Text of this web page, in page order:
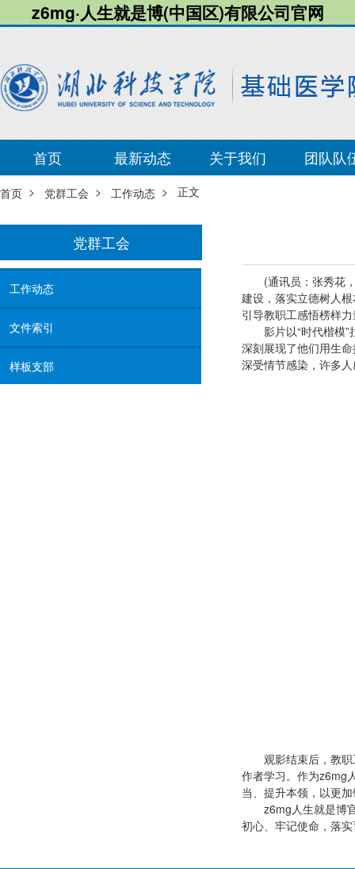
z6mg·人生就是博(中国区)有限公司官网
首页 最新动态 关于我们 团队队
首页 > 党群工会 > 工作动态 > 正文
党群工会
工作动态
文件索引
样板支部
(通讯员：张秀花
建设，落实立德树人
引导教职工感悟榜样
影片以“时代楷模
深刻展现了他们用生
深受情节感染，许多
观影结束后，教
作者学习。作为z6mg
当、提升本领，以更
z6mg人生就是博
初心、牢记使命，落